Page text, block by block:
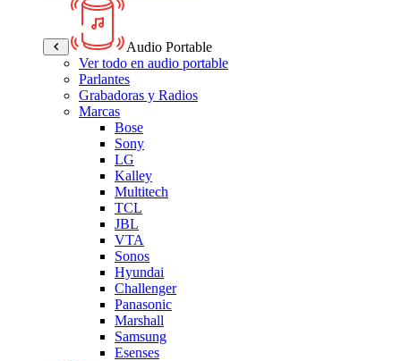
Audio Portable
Ver todo en audio portable
Parlantes
Grabadoras y Radios
Marcas
Bose
Sony
LG
Kalley
Multitech
TCL
JBL
VTA
Sonos
Hyundai
Challenger
Panasonic
Marshall
Samsung
Esenses